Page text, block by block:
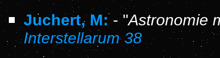
Juchert, M:- "Astronomie
Interstellarum 38